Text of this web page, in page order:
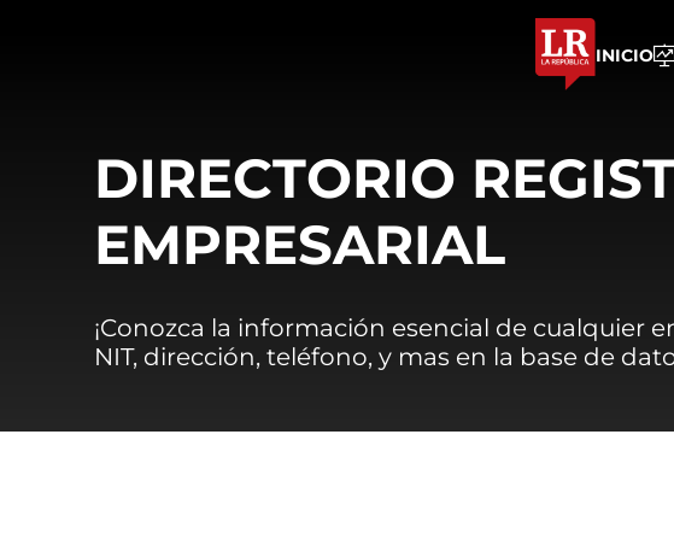
INICIO
DIRECTORIO
EMPRESARIAL
¡Conozca la información esencial de cualquier
NIT, dirección, teléfono, y mas en la base de